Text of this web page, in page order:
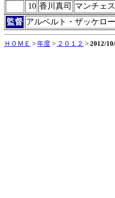
10 香川真司 マンチェ
監督 アルベルト・ザッケロ
ＨＯＭＥ > 年度 > ２０１２ > 2012/